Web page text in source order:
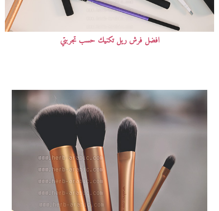
افضل فرش ريل تكنيك حسب تجربتي